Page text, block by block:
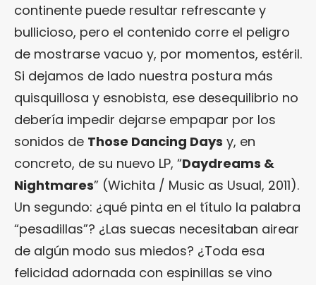
continente puede resultar refrescante y
bullicioso, pero el contenido corre el peligro
de mostrarse vacuo y, por momentos, estéril.
Si dejamos de lado nuestra postura más
quisquillosa y esnobista, ese desequilibrio no
debería impedir dejarse empapar por los
sonidos de Those Dancing Days y, en
concreto, de su nuevo LP, “Daydreams &
Nightmares” (Wichita / Music as Usual, 2011).
Un segundo: ¿qué pinta en el título la palabra
“pesadillas”? ¿Las suecas necesitaban airear
de algún modo sus miedos? ¿Toda esa
felicidad adornada con espinillas se vino